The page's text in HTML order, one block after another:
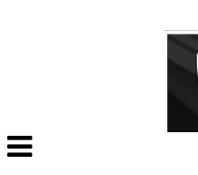
Veksle
navigasjon